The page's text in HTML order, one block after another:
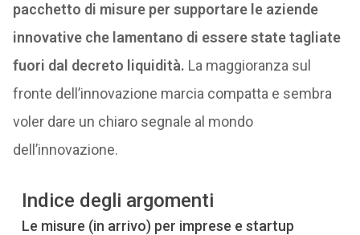
pacchetto di misure per supportare le aziende
innovative che lamentano di essere state tagliate
fuori dal decreto liquidità. La maggioranza sul
fronte dell’innovazione marcia compatta e sembra
voler dare un chiaro segnale al mondo
dell’innovazione.
Indice degli argomenti
Le misure (in arrivo) per imprese e startup